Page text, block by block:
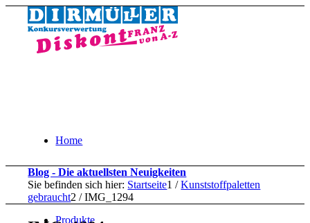
Home
Produkte
Blog - Die aktuellsten Neuigkeiten
Sie befinden sich hier: Startseite1 / Kunststoffpaletten
gebraucht2 / IMG_1294